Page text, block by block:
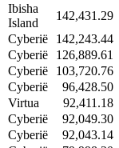
Ibisha
Island
142,431.29
Cyberië
142,243.44
Cyberië
126,889.61
Cyberië
103,720.76
Cyberië
96,428.50
Virtua
92,411.18
Cyberië
92,049.30
Cyberië
92,043.14